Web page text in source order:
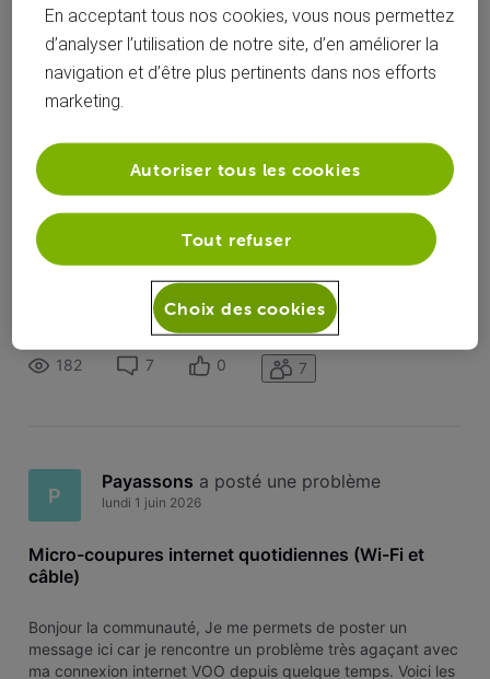
Toutesles activités
Selected
Toutesles
activités
Payassons a suivi la publication de Payassons
P
Micro-coupures internet quotidiennes
(Wi-Fi et câble)
Bonjour la communauté, ​Je me permets de poster un
message ici car je rencontre un problème très agaçant avec
ma connexion internet VOO depuis quelque temps. ​Voici les
détails de la situation : ​Symptômes : Je subis des micro-
coupures de quelques minutes. La connexion se coupe
totalement puis revie
182 7 0 7
P
Payassons a posté une problème
lundi 1 juin 2026
Micro-coupures internet quotidiennes (Wi-Fi et
câble)
Bonjour la communauté, ​Je me permets de poster un
message ici car je rencontre un problème très agaçant avec
ma connexion internet VOO depuis quelque temps. ​Voici les
En acceptant tous nos cookies, vous nous permettez
d’analyser l’utilisation de notre site, d’en améliorer la
navigation et d’être plus pertinents dans nos efforts
marketing.
Tout refuser
Autoriser tous les cookies
Choix des cookies